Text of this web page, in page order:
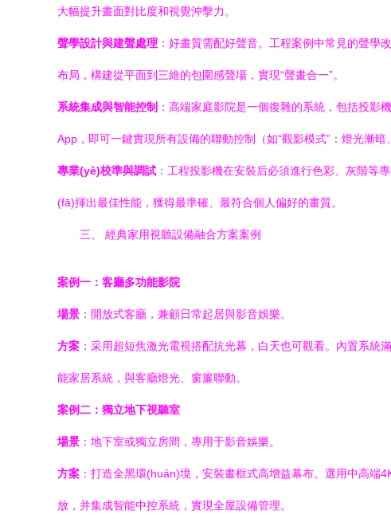
大幅提升畫面對比度和視覺沖擊力。
聲學設計與建聲處理 ：好畫質需配好聲音。工程案例中常見的聲學
布局，構建從平面到三維的包圍感聲場，實現“聲畫合一”。
系統集成與智能控制 ：高端家庭影院是一個復雜的系統，包括投
App，即可一鍵實現所有設備的聯動控制（如“觀影模式”：燈光漸
專業(yè)校準與調試 ：工程投影機在安裝后必須進行色彩、灰階等
(fā)揮出最佳性能，獲得最準確、最符合個人偏好的畫質。
三、 經典家用視聽設備融合方案案例
案例一：客廳多功能影院
場景 ：開放式客廳，兼顧日常起居與影音娛樂。
方案 ：采用超短焦激光電視搭配抗光幕，白天也可觀看。內置系
能家居系統，與客廳燈光、窗簾聯動。
案例二：獨立地下視聽室
場景 ：地下室或獨立房間，專用于影音娛樂。
方案 ：打造全黑環(huán)境，安裝畫框式高增益幕布。選用中高
放，并集成智能中控系統，實現全屋設備管理。